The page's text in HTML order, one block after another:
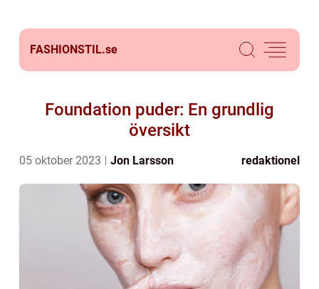
FASHIONSTIL.se
Foundation puder: En grundlig
översikt
05 oktober 2023 Jon Larsson redaktionel